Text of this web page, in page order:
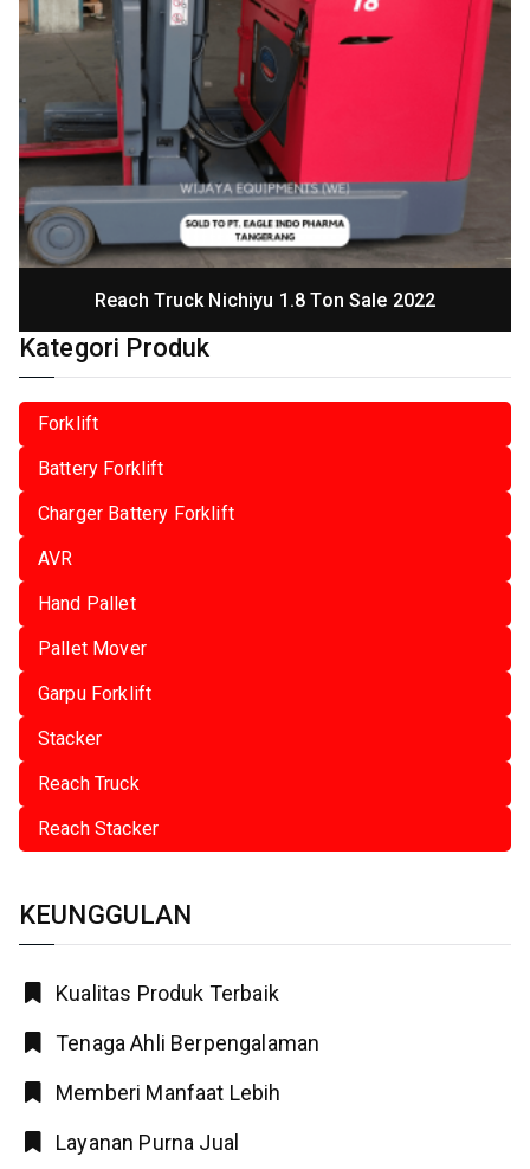
Reach Truck Nichiyu 1.8 Ton Sale 2022
Kategori Produk
Forklift
Battery Forklift
Charger Battery Forklift
AVR
Hand Pallet
Pallet Mover
Garpu Forklift
Stacker
Reach Truck
Reach Stacker
KEUNGGULAN
Kualitas Produk Terbaik
Tenaga Ahli Berpengalaman
Memberi Manfaat Lebih
Layanan Purna Jual